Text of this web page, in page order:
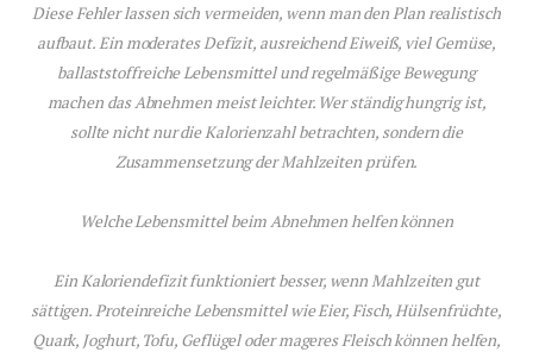
Diese Fehler lassen sich vermeiden, wenn man den Plan realistisch
aufbaut. Ein moderates Defizit, ausreichend Eiweiß, viel Gemüse,
ballaststoffreiche Lebensmittel und regelmäßige Bewegung
machen das Abnehmen meist leichter. Wer ständig hungrig ist,
sollte nicht nur die Kalorienzahl betrachten, sondern die
Zusammensetzung der Mahlzeiten prüfen.
Welche Lebensmittel beim Abnehmen helfen können
Ein Kaloriendefizit funktioniert besser, wenn Mahlzeiten gut
sättigen. Proteinreiche Lebensmittel wie Eier, Fisch, Hülsenfrüchte,
Quark, Joghurt, Tofu, Geflügel oder mageres Fleisch können helfen,